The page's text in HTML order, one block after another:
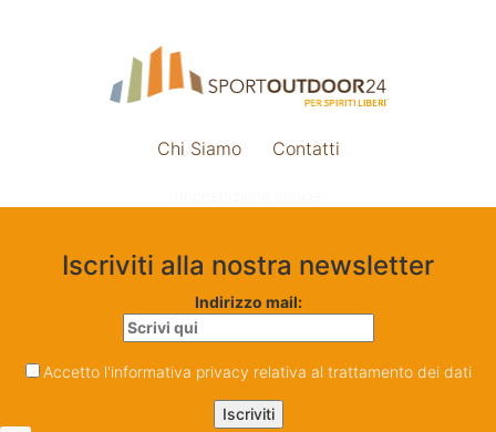
Chi Siamo Contatti
Iscriviti alla nostra newsletter
Indirizzo mail:
Accetto l'informativa privacy relativa al trattamento dei dati